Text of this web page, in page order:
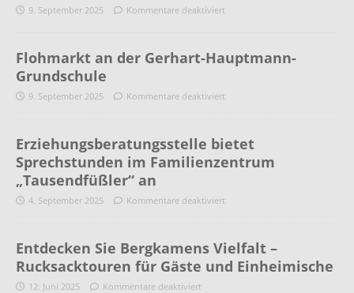
9. September 2025 Kommentare deaktiviert
Flohmarkt an der Gerhart-Hauptmann-
Grundschule
9. September 2025 Kommentare deaktiviert
Erziehungsberatungsstelle bietet
Sprechstunden im Familienzentrum
„Tausendfüßler“ an
4. September 2025 Kommentare deaktiviert
Entdecken Sie Bergkamens Vielfalt –
Rucksacktouren für Gäste und Einheimische
12. Juni 2025 Kommentare deaktiviert